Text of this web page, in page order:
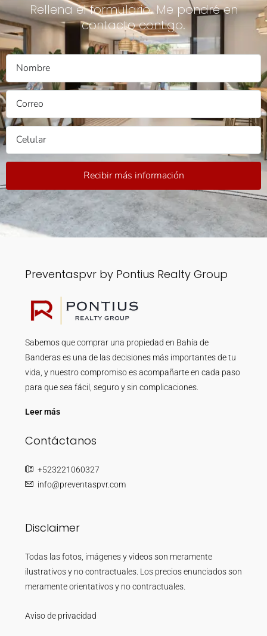
Rellena el formulario. Me pondré en
contacto contigo.
Recibir más información
Preventaspvr by Pontius Realty Group
Sabemos que comprar una propiedad en Bahía de
Banderas es una de las decisiones más importantes de tu
vida, y nuestro compromiso es acompañarte en cada paso
para que sea fácil, seguro y sin complicaciones.
Leer más
Contáctanos
+523221060327
info@preventaspvr.com
Disclaimer
Todas las fotos, imágenes y videos son meramente
ilustrativos y no contractuales. Los precios enunciados son
meramente orientativos y no contractuales.
Aviso de privacidad